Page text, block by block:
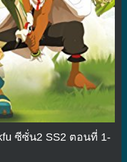
ซีซั่น2 SS2 ตอนที่ 1-